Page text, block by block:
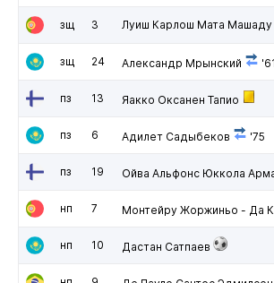
зщ 3 Луиш Карлош Мата Машаду
зщ 24 Александр Мрынский '61
пз 13 Яакко Оксанен Тапио
пз 6 Адилет Садыбеков '75
пз 19 Ойва Альфонс Юккола
нп 7 Монтейру Жоржиньо - Да
нп 10 Дастан Сатпаев